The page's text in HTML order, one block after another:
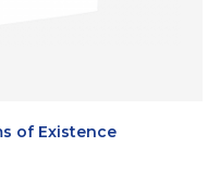
of Existence